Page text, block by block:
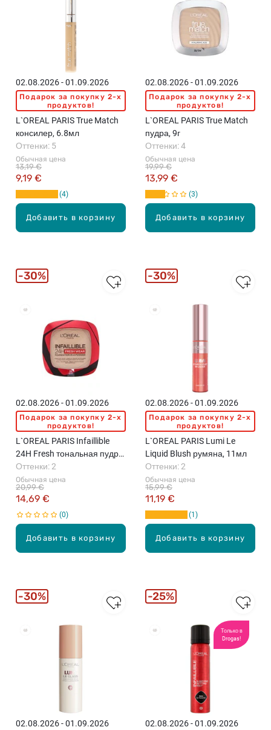
Добавить в корзину
02.08.2026 - 01.09.2026
Подарок за покупку 2-x
продуктов!
L`OREAL PARIS True Match
консилер, 6.8мл
Обычная цена
9,19 €
13,19 €
Оттенки: 5
4
Добавить в корзину
02.08.2026 - 01.09.2026
Подарок за покупку 2-x
продуктов!
L`OREAL PARIS True Match
пудра, 9г
Обычная цена
13,99 €
19,99 €
Оттенки: 4
3
Добавить в корзину
02.08.2026 - 01.09.2026
Подарок за покупку 2-x
продуктов!
L`OREAL PARIS Infaillible
24H Fresh тональная пудра,
9г
Обычная цена
14,69 €
20,99 €
Оттенки: 2
0
30%
Добавить в корзину
02.08.2026 - 01.09.2026
Подарок за покупку 2-x
продуктов!
L`OREAL PARIS Lumi Le
Liquid Blush румяна, 11мл
Обычная цена
11,19 €
15,99 €
Оттенки: 2
1
30%
02.08.2026 - 01.09.2026
30%
Только в
Drogas!
02.08.2026 - 01.09.2026
25%